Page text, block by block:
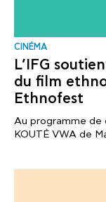
CINÉMA
L’IFG
du film
Ethnofest
Au programme
KOUTÉ VWA de